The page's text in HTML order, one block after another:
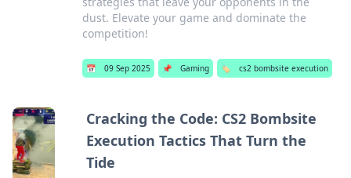
dust. Elevate your game and dominate the
competition!
📅 09 Sep 2025 📌 Gaming 🏷️ cs2 bombsite execution
Cracking the Code: CS2 Bombsite
Execution Tactics That Turn the
Tide